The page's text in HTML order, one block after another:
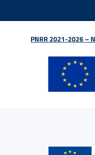
PNRR 2021-2026 –